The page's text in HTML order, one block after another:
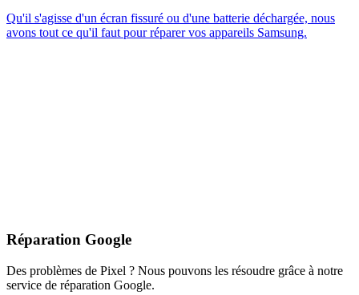
Qu'il s'agisse d'un écran fissuré ou d'une batterie déchargée, nous
avons tout ce qu'il faut pour réparer vos appareils Samsung.
Réparation Google
Des problèmes de Pixel ? Nous pouvons les résoudre grâce à notre
service de réparation Google.